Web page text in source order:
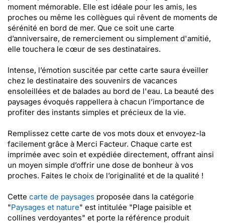
moment mémorable. Elle est idéale pour les amis, les
proches ou même les collègues qui rêvent de moments de
sérénité en bord de mer. Que ce soit une carte
d’anniversaire, de remerciement ou simplement d'amitié,
elle touchera le cœur de ses destinataires.
Intense, l’émotion suscitée par cette carte saura éveiller
chez le destinataire des souvenirs de vacances
ensoleillées et de balades au bord de l'eau. La beauté des
paysages évoqués rappellera à chacun l’importance de
profiter des instants simples et précieux de la vie.
Remplissez cette carte de vos mots doux et envoyez-la
facilement grâce à Merci Facteur. Chaque carte est
imprimée avec soin et expédiée directement, offrant ainsi
un moyen simple d’offrir une dose de bonheur à vos
proches. Faites le choix de l’originalité et de la qualité !
Cette carte de paysages proposée dans la catégorie
"Paysages et nature" est intitulée "Plage paisible et
collines verdoyantes" et porte la référence produit